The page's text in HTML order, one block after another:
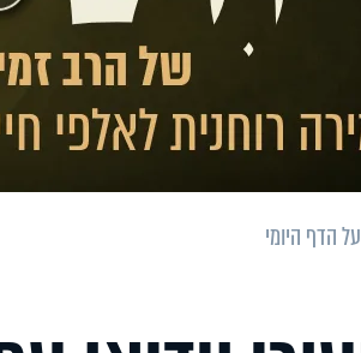
הדף היומי